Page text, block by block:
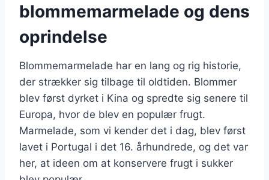
blommemarmelade og dens
oprindelse
Blommemarmelade har en lang og rig historie,
der strækker sig tilbage til oldtiden. Blommer
blev først dyrket i Kina og spredte sig senere til
Europa, hvor de blev en populær frugt.
Marmelade, som vi kender det i dag, blev først
lavet i Portugal i det 16. århundrede, og det var
her, at ideen om at konservere frugt i sukker